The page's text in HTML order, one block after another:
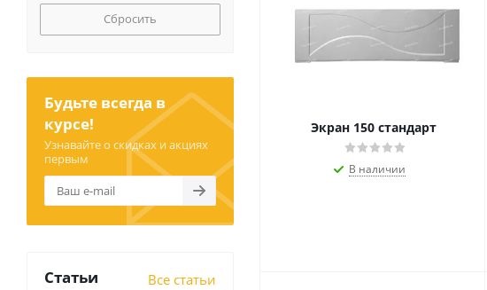
Экран 150 стандарт
В наличии
Сбросить
Будьте всегда в
курсе!
Узнавайте о скидках и акциях
первым
Статьи Все статьи